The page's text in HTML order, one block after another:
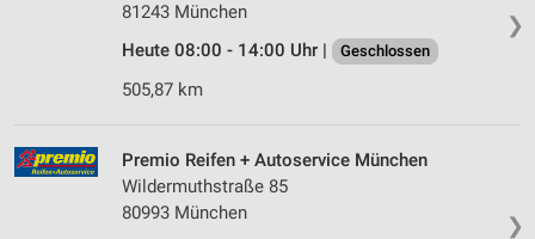
❯
81243 München
Heute 08:00 - 14:00 Uhr |
Geschlossen
505,87 km
❯
Premio Reifen + Autoservice München
Wildermuthstraße 85
80993 München